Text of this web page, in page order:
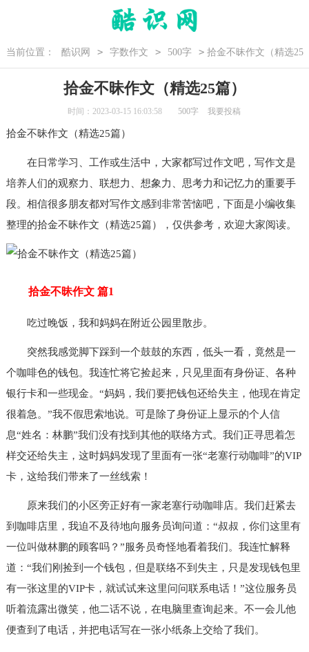
当前位置： 酷识网 > 字数作文 > 500字 >拾金不昧作文（精选25
拾金不昧作文（精选25篇）
时间：2023-03-15 16:03:58 500字 我要投稿
拾金不昧作文（精选25篇）
在日常学习、工作或生活中，大家都写过作文吧，写作文是
培养人们的观察力、联想力、想象力、思考力和记忆力的重要手
段。相信很多朋友都对写作文感到非常苦恼吧，下面是小编收集
整理的拾金不昧作文（精选25篇），仅供参考，欢迎大家阅读。
拾金不昧作文 篇1
吃过晚饭，我和妈妈在附近公园里散步。
突然我感觉脚下踩到一个鼓鼓的东西，低头一看，竟然是一
个咖啡色的钱包。我连忙将它捡起来，只见里面有身份证、各种
银行卡和一些现金。“妈妈，我们要把钱包还给失主，他现在肯定
很着急。”我不假思索地说。可是除了身份证上显示的个人信
息“姓名：林鹏”我们没有找到其他的联络方式。我们正寻思着怎
样交还给失主，这时妈妈发现了里面有一张“老塞行动咖啡”的VIP
卡，这给我们带来了一丝线索！
原来我们的小区旁正好有一家老塞行动咖啡店。我们赶紧去
到咖啡店里，我迫不及待地向服务员询问道：“叔叔，你们这里有
一位叫做林鹏的顾客吗？”服务员奇怪地看着我们。我连忙解释
道：“我们刚捡到一个钱包，但是联络不到失主，只是发现钱包里
有一张这里的VIP卡，就试试来这里问问联系电话！”这位服务员
听着流露出微笑，他二话不说，在电脑里查询起来。不一会儿他
便查到了电话，并把电话写在一张小纸条上交给了我们。